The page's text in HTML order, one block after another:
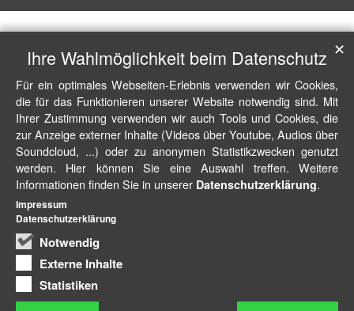
Ihre Wahlmöglichkeit beim Datenschutz
Für ein optimales Webseiten-Erlebnis verwenden wir Cookies,
die für das Funktionieren unserer Website notwendig sind. Mit
Ihrer Zustimmung verwenden wir auch Tools und Cookies, die
zur Anzeige externer Inhalte (Videos über Youtube, Audios über
Soundcloud, ...) oder zu anonymen Statistikzwecken genutzt
werden. Hier können Sie eine Auswahl treffen. Weitere
Informationen finden Sie in unserer Datenschutzerklärung.
Notwendig
Externe Inhalte
Statistiken
✕
Impressum
Datenschutzerklärung